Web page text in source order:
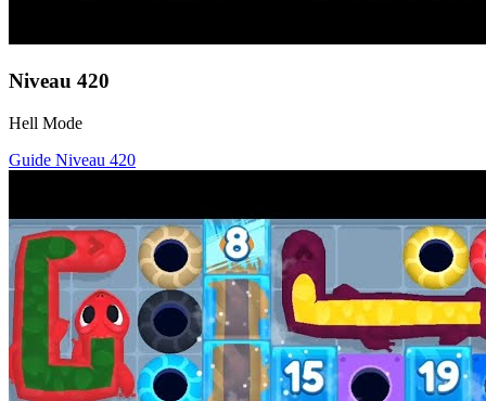
Niveau 420
Hell Mode
Guide Niveau 420